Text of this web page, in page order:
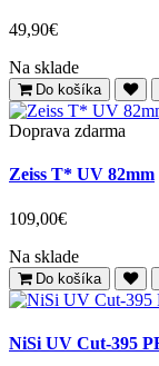
49,90€
Na sklade
Do košíka
Doprava zdarma
Zeiss T* UV 82mm
109,00€
Na sklade
Do košíka
NiSi UV Cut-395